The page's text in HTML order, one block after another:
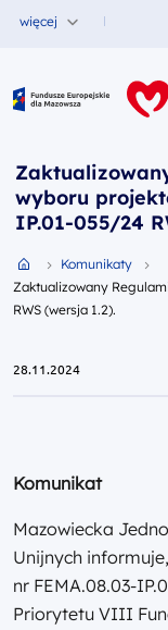
więcej
Fundusze
wyboru
IP.01-055/24
Przejdź do strony
Komunikaty
Zaktualizowany
RWS (wersja 1.2).
28.11.2024
Komunikat
Mazowiecka
Unijnych
nr FEMA.08.03-
Priorytetu VIII